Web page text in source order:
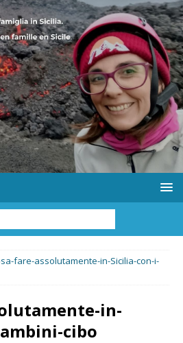
fare-assolutamente-in-Sicilia-con-i-
in-
cibo